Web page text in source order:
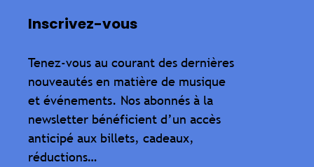
Inscrivez-vous
Tenez-vous au courant des dernières
nouveautés en matière de musique
et événements. Nos abonnés à la
newsletter bénéficient d’un accès
anticipé aux billets, cadeaux,
réductions…